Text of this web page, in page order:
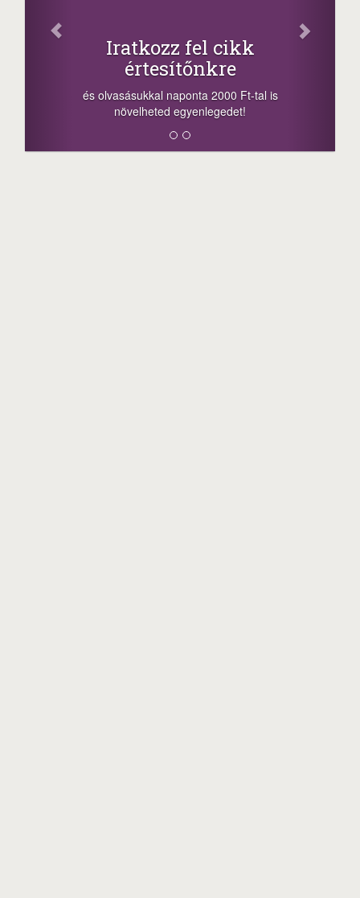
+1.000.000 Ft...
-nyeremény növelés jár a szerencsésnek
megosztási lehetőséget. Lájkolj is minket!